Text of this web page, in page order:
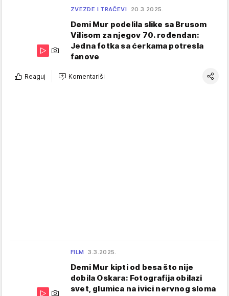
ZVEZDE I TRAČEVI 20.3.2025.
Demi Mur podelila slike sa Brusom
Vilisom za njegov 70. rođendan:
Jedna fotka sa ćerkama potresla
fanove
Reaguj Komentariši
FILM 3.3.2025.
Demi Mur kipti od besa što nije
dobila Oskara: Fotografija obilazi
svet, glumica na ivici nervnog sloma